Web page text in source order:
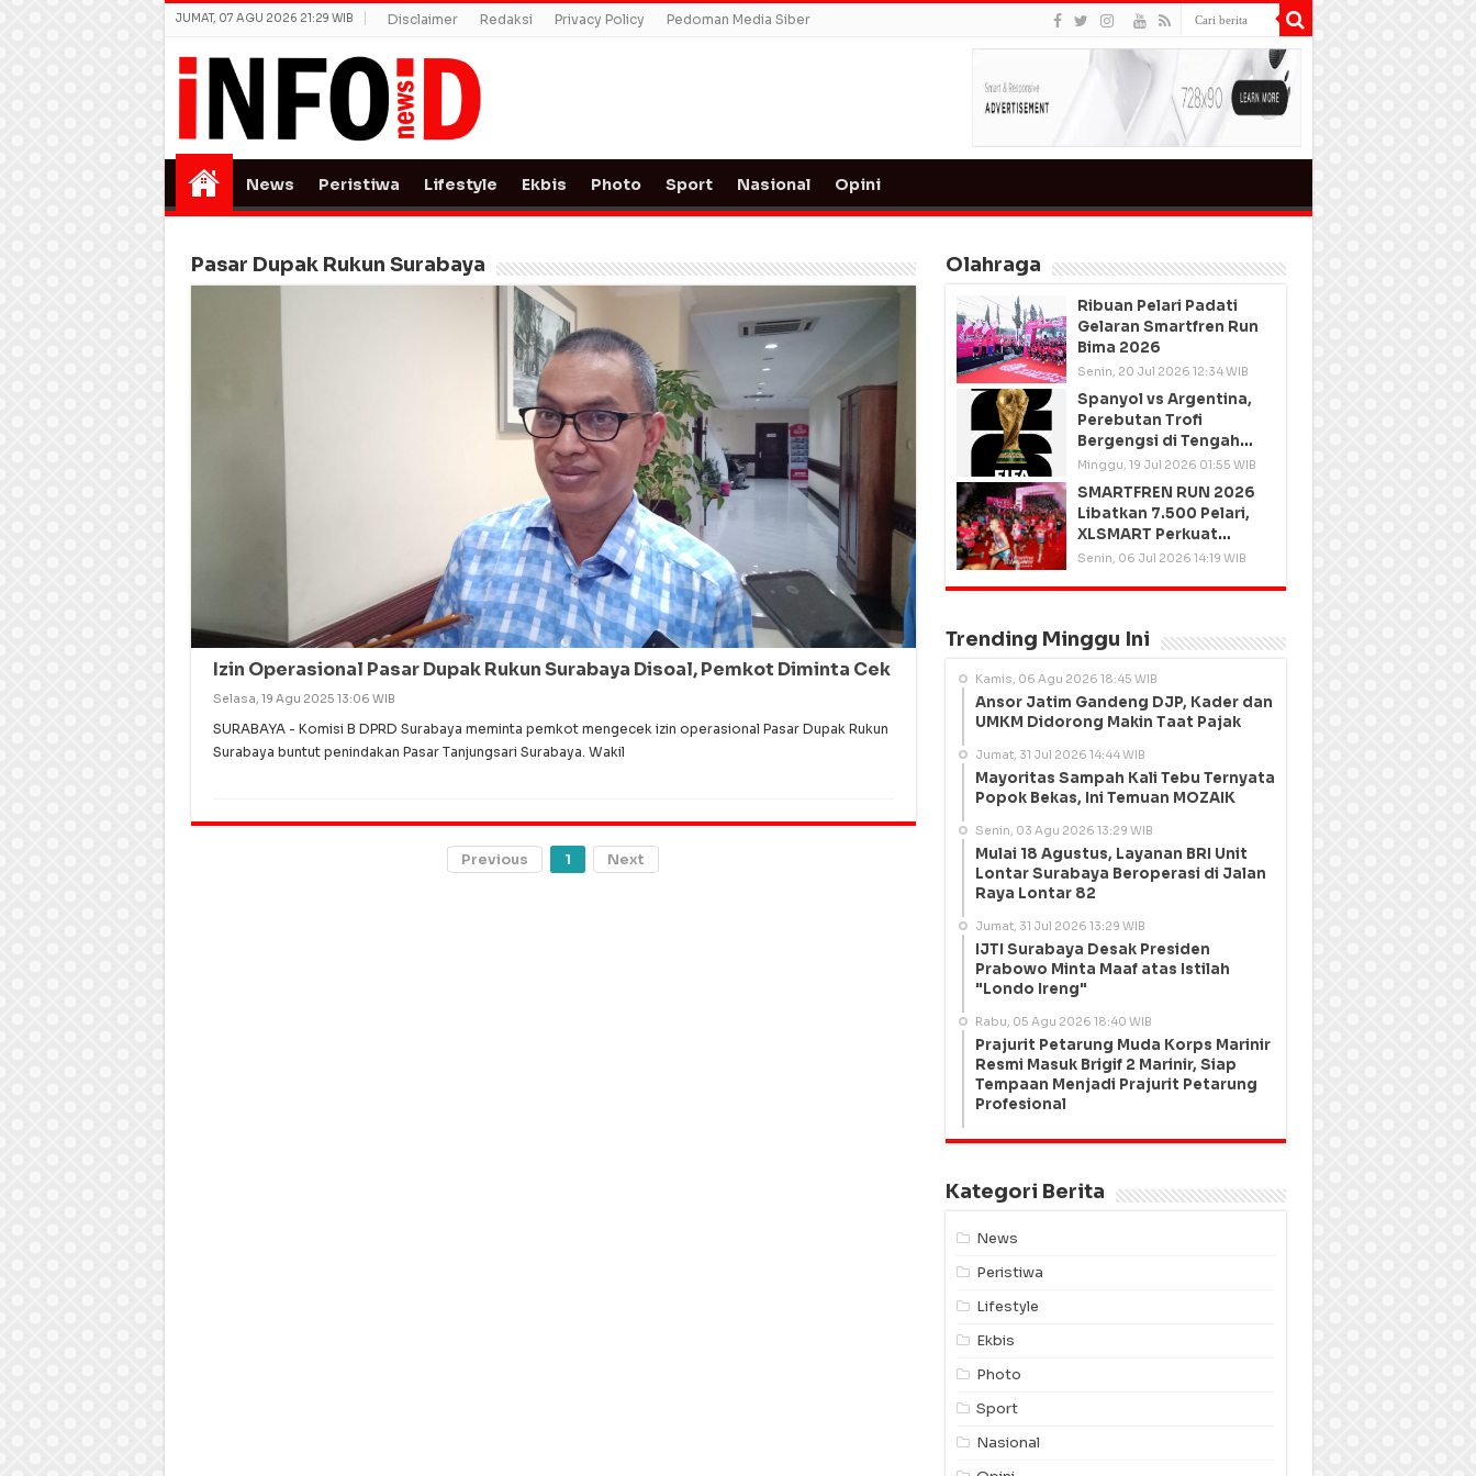
JUMAT, 07 AGU 2026 21:29 WIB Disclaimer Redaksi Privacy Policy Pedoman Media Siber
News Peristiwa Lifestyle Ekbis Photo Sport Nasional Opini
Pasar Dupak Rukun Surabaya
Izin Operasional Pasar Dupak Rukun Surabaya Disoal, Pemkot Diminta Cek
Selasa, 19 Agu 2025 13:06 WIB
SURABAYA - Komisi B DPRD Surabaya meminta pemkot mengecek izin operasional Pasar Dupak Rukun
Surabaya buntut penindakan Pasar Tanjungsari Surabaya. Wakil
Previous 1 Next
Olahraga
Ribuan Pelari Padati
Gelaran Smartfren Run
Bima 2026
Senin, 20 Jul 2026 12:34 WIB
Spanyol vs Argentina,
Perebutan Trofi
Bergengsi di Tengah
Semangat Persatuan
Minggu, 19 Jul 2026 01:55 WIB
SMARTFREN RUN 2026
Libatkan 7.500 Pelari,
XLSMART Perkuat
Kedekatan dengan
Senin, 06 Jul 2026 14:19 WIB
Trending Minggu Ini
Kamis, 06 Agu 2026 18:45 WIB
Ansor Jatim Gandeng DJP, Kader dan
UMKM Didorong Makin Taat Pajak
Jumat, 31 Jul 2026 14:44 WIB
Mayoritas Sampah Kali Tebu Ternyata
Popok Bekas, Ini Temuan MOZAIK
Senin, 03 Agu 2026 13:29 WIB
Mulai 18 Agustus, Layanan BRI Unit
Lontar Surabaya Beroperasi di Jalan
Raya Lontar 82
Jumat, 31 Jul 2026 13:29 WIB
IJTI Surabaya Desak Presiden
Prabowo Minta Maaf atas Istilah
"Londo Ireng"
Rabu, 05 Agu 2026 18:40 WIB
Prajurit Petarung Muda Korps Marinir
Resmi Masuk Brigif 2 Marinir, Siap
Tempaan Menjadi Prajurit Petarung
Profesional
Kategori Berita
News
Peristiwa
Lifestyle
Ekbis
Photo
Sport
Nasional